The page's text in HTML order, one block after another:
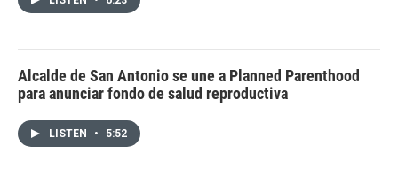
Alcalde de San Antonio se une a Planned Parenthood
para anunciar fondo de salud reproductiva
LISTEN • 5:52